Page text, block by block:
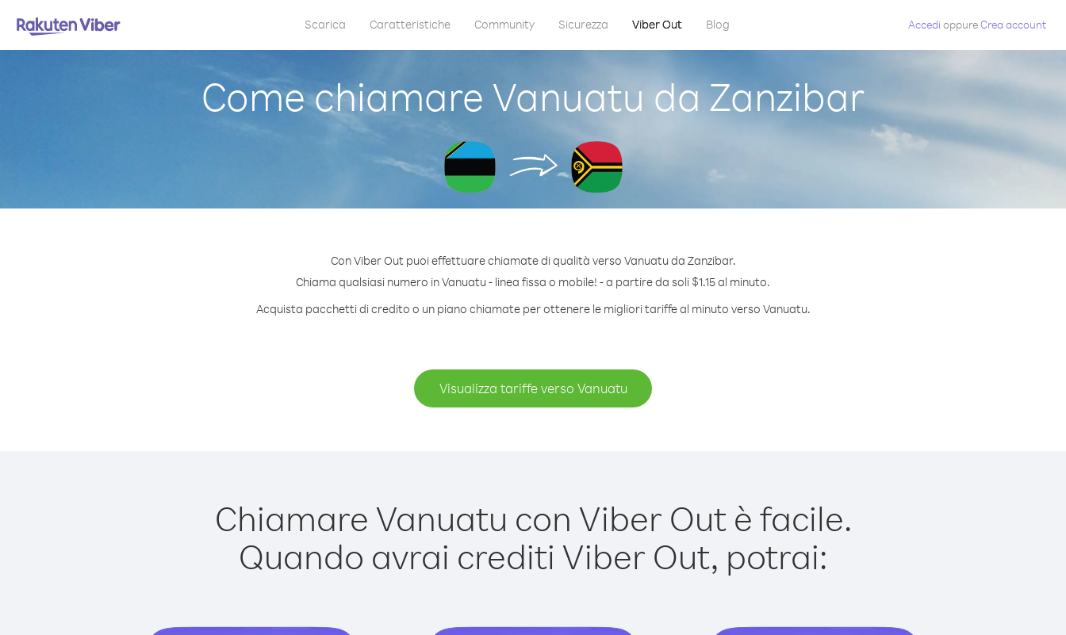
Scarica Caratteristiche Community Sicurezza Viber Out Blog Accedi oppureCrea account
Come chiamare Vanuatu da Zanzibar
Con Viber Out puoi effettuare chiamate di qualità verso Vanuatu da Zanzibar.
Chiama qualsiasi numero in Vanuatu - linea fissa o mobile! - a partire da soli $1.15 al minuto.
Acquista pacchetti di credito o un piano chiamate per ottenere le migliori tariffe al minuto verso Vanuatu.
Visualizza tariffe verso Vanuatu
Chiamare Vanuatu con Viber Out è facile.
Quando avrai crediti Viber Out, potrai: